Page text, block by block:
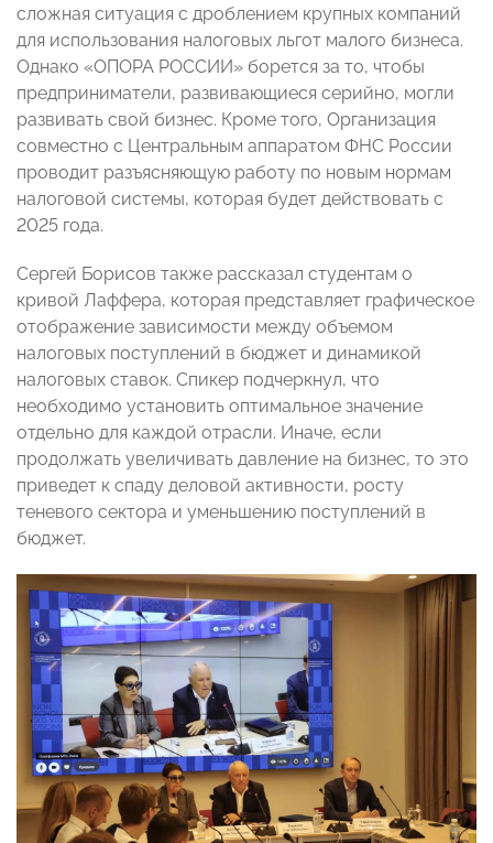
сложная ситуация с дроблением крупных компаний
для использования налоговых льгот малого бизнеса.
Однако «ОПОРА РОССИИ» борется за то, чтобы
предприниматели, развивающиеся серийно, могли
развивать свой бизнес. Кроме того, Организация
совместно с Центральным аппаратом ФНС России
проводит разъясняющую работу по новым нормам
налоговой системы, которая будет действовать с
2025 года.
Сергей Борисов также рассказал студентам о
кривой Лаффера, которая представляет графическое
отображение зависимости между объемом
налоговых поступлений в бюджет и динамикой
налоговых ставок. Спикер подчеркнул, что
необходимо установить оптимальное значение
отдельно для каждой отрасли. Иначе, если
продолжать увеличивать давление на бизнес, то это
приведет к спаду деловой активности, росту
теневого сектора и уменьшению поступлений в
бюджет.